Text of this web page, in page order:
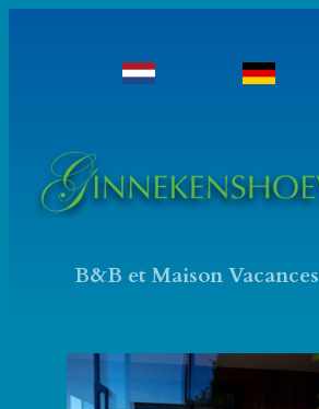
B&B et Maison Vacances